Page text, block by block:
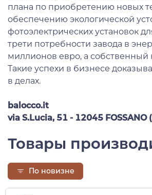
плана по приобретению новых
обеспечению экологической
фотоэлектрических установок
трети потребности завода в
миллионов евро, а
Такие успехи в бизнесе
в делах.
balocco.it
via S.Lucia, 51 - 12045 FOSSANO
Товары
По новизне